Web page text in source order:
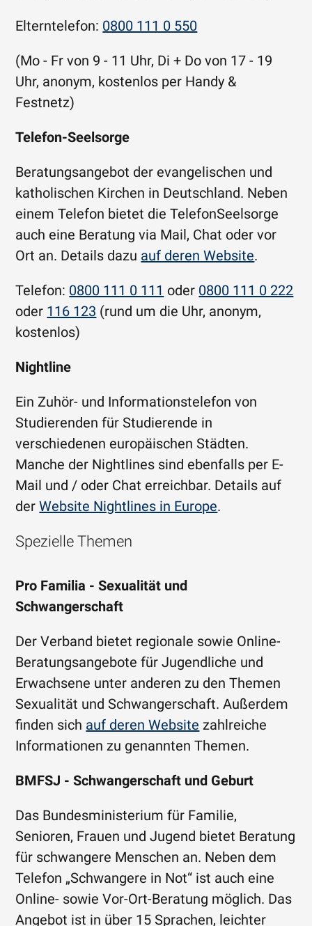
Elterntelefon: 0800 111 0 550
(Mo - Fr von 9 - 11 Uhr, Di + Do von 17 - 19
Uhr, anonym, kostenlos per Handy &
Festnetz)
Telefon-Seelsorge
Beratungsangebot der evangelischen und
katholischen Kirchen in Deutschland. Neben
einem Telefon bietet die TelefonSeelsorge
auch eine Beratung via Mail, Chat oder vor
Ort an. Details dazu auf deren Website.
Telefon: 0800 111 0 111 oder 0800 111 0 222
oder 116 123 (rund um die Uhr, anonym,
kostenlos)
Nightline
Ein Zuhör- und Informationstelefon von
Studierenden für Studierende in
verschiedenen europäischen Städten.
Manche der Nightlines sind ebenfalls per E-
Mail und / oder Chat erreichbar. Details auf
derWebsite Nightlines in Europe.
Spezielle Themen
Pro Familia - Sexualität und
Schwangerschaft
Der Verband bietet regionale sowie Online-
Beratungsangebote für Jugendliche und
Erwachsene unter anderen zu den Themen
Sexualität und Schwangerschaft. Außerdem
finden sich auf deren Website zahlreiche
Informationen zu genannten Themen.
BMFSJ - Schwangerschaft und Geburt
Das Bundesministerium für Familie,
Senioren, Frauen und Jugend bietet Beratung
für schwangere Menschen an. Neben dem
Telefon „Schwangere in Not“ ist auch eine
Online- sowie Vor-Ort-Beratung möglich. Das
Angebot ist in über 15 Sprachen, leichter